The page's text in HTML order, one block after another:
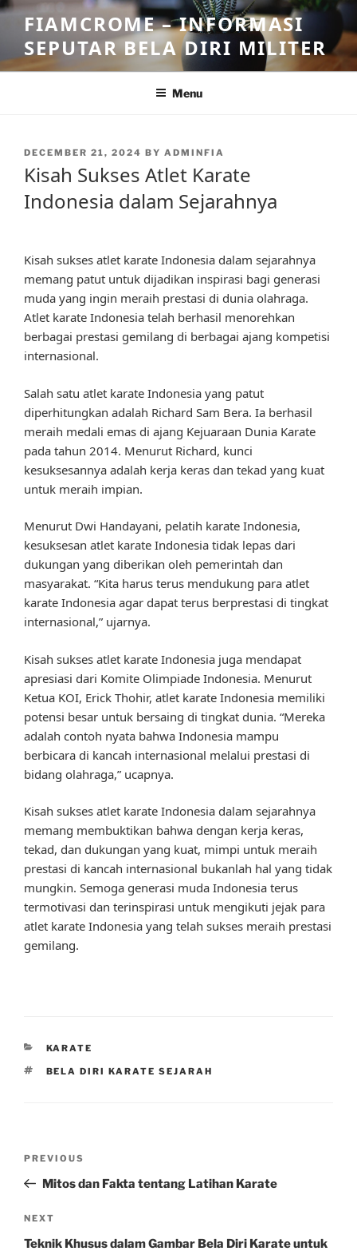
Skip
content
FIAMCROME – INFORMASI
SEPUTAR BELA DIRI MILITER
Menu
POSTED
ON
DECEMBER 21, 2024 BY ADMINFIA
Kisah Sukses Atlet Karate
Indonesia dalam Sejarahnya
Kisah sukses atlet karate Indonesia dalam sejarahnya
memang patut untuk dijadikan inspirasi bagi generasi
muda yang ingin meraih prestasi di dunia olahraga.
Atlet karate Indonesia telah berhasil menorehkan
berbagai prestasi gemilang di berbagai ajang kompetisi
internasional.
Salah satu atlet karate Indonesia yang patut
diperhitungkan adalah Richard Sam Bera. Ia berhasil
meraih medali emas di ajang Kejuaraan Dunia Karate
pada tahun 2014. Menurut Richard, kunci
kesuksesannya adalah kerja keras dan tekad yang kuat
untuk meraih impian.
Menurut Dwi Handayani, pelatih karate Indonesia,
kesuksesan atlet karate Indonesia tidak lepas dari
dukungan yang diberikan oleh pemerintah dan
masyarakat. “Kita harus terus mendukung para atlet
karate Indonesia agar dapat terus berprestasi di tingkat
internasional,” ujarnya.
Kisah sukses atlet karate Indonesia juga mendapat
apresiasi dari Komite Olimpiade Indonesia. Menurut
Ketua KOI, Erick Thohir, atlet karate Indonesia memiliki
potensi besar untuk bersaing di tingkat dunia. “Mereka
adalah contoh nyata bahwa Indonesia mampu
berbicara di kancah internasional melalui prestasi di
bidang olahraga,” ucapnya.
Kisah sukses atlet karate Indonesia dalam sejarahnya
memang membuktikan bahwa dengan kerja keras,
tekad, dan dukungan yang kuat, mimpi untuk meraih
prestasi di kancah internasional bukanlah hal yang tidak
mungkin. Semoga generasi muda Indonesia terus
termotivasi dan terinspirasi untuk mengikuti jejak para
atlet karate Indonesia yang telah sukses meraih prestasi
gemilang.
CATEGORIES
KARATE
TAGS
BELA DIRI KARATE SEJARAH
Previous
Post
PREVIOUS
Mitos dan Fakta tentang Latihan Karate
Next
Post
NEXT
Teknik Khusus dalam Gambar Bela Diri Karate untuk